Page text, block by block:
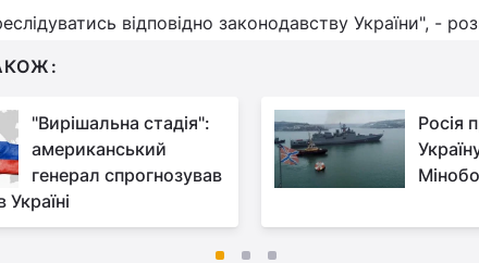
відповідно законодавству України", -
"Вирішальна стадія":
американський
генерал спрогнозував
Україні
Росія